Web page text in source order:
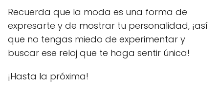
Recuerda que la moda es una forma de
expresarte y de mostrar tu personalidad, ¡así
que no tengas miedo de experimentar y
buscar ese reloj que te haga sentir única!
¡Hasta la próxima!